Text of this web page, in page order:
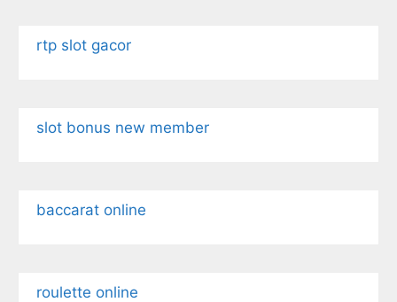
rtp slot gacor
slot bonus new member
baccarat online
roulette online